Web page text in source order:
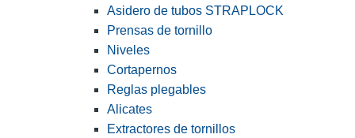
Asidero de tubos STRAPLOCK
Prensas de tornillo
Niveles
Cortapernos
Reglas plegables
Alicates
Extractores de tornillos